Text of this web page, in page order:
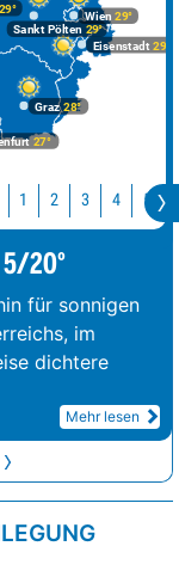
Graz28°
27°
Wien 29°
Eisenstadt 29°
Sankt Pölten 29°
1 2 3 4 5
5/20°
für sonnigen
im
dichtere
Mehr lesen